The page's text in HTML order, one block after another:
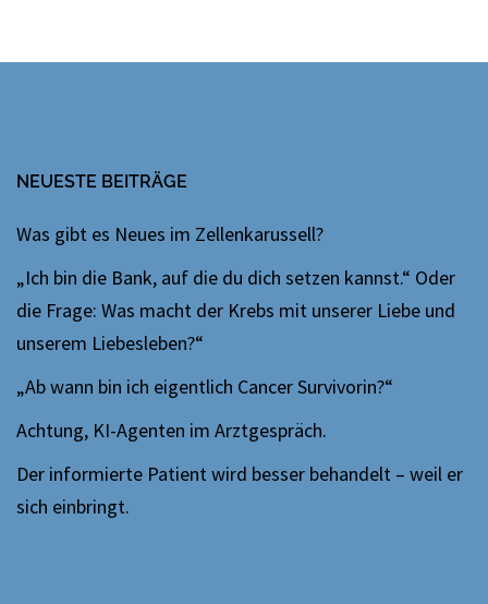
NEUESTE BEITRÄGE
Was gibt es Neues im Zellenkarussell?
„Ich bin die Bank, auf die du dich setzen kannst.“ Oder
die Frage: Was macht der Krebs mit unserer Liebe und
unserem Liebesleben?“
„Ab wann bin ich eigentlich Cancer Survivorin?“
Achtung, KI-Agenten im Arztgespräch.
Der informierte Patient wird besser behandelt – weil er
sich einbringt.